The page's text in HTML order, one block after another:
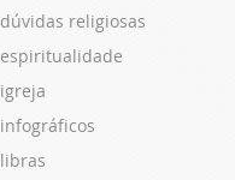
dúvidas religiosas
espiritualidade
igreja
infográficos
libras